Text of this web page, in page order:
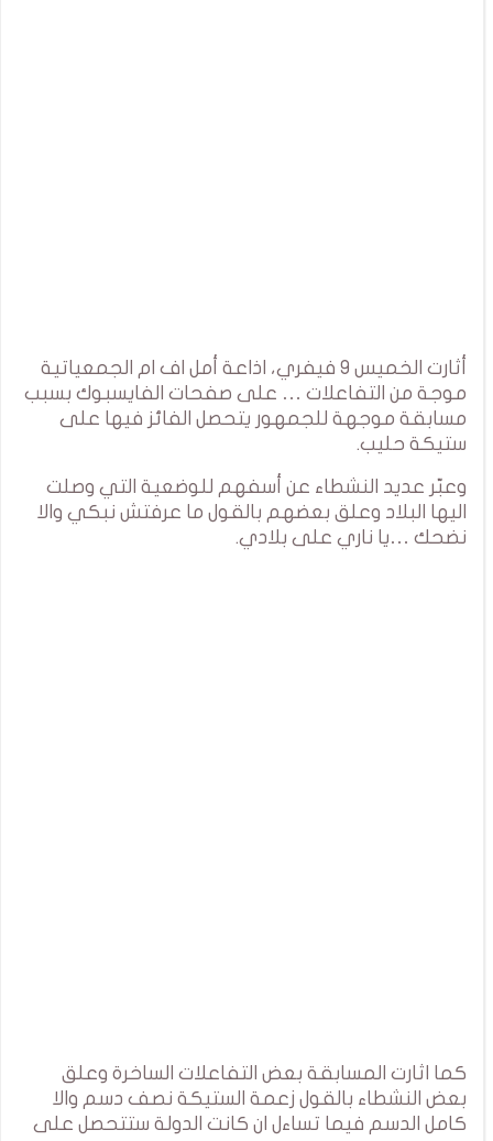
أثارت الخميس 9 فيفري، اذاعة أمل اف ام الجمعياتية
موجة من التفاعلات … على صفحات الفايسبوك بسبب
مسابقة موجهة للجمهور يتحصل الفائز فيها على
ستيكة حليب.
وعبّر عديد النشطاء عن أسفهم للوضعية التي وصلت
اليها البلاد وعلق بعضهم بالقول ما عرفتش نبكي والا
نضحك …يا ناري على بلادي.
كما اثارت المسابقة بعض التفاعلات الساخرة وعلق
بعض النشطاء بالقول زعمة الستيكة نصف دسم والا
كامل الدسم فيما تساءل ان كانت الدولة ستتحصل على